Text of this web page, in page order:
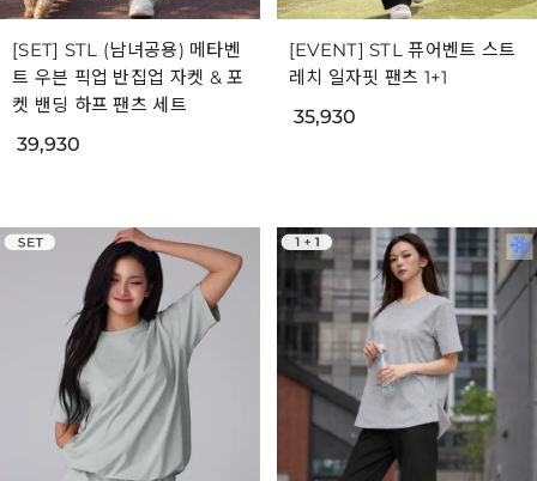
[SET] STL (남녀공용) 메타벤
트 우븐 픽업 반집업 자켓 & 포
켓 밴딩 하프 팬츠 세트
39,930
[EVENT] STL 퓨어벤트 스트
레치 일자핏 팬츠 1+1
35,930